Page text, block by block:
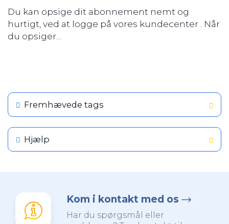
Du kan opsige dit abonnement nemt og
hurtigt, ved at logge på vores kundecenter . Når
du opsiger...
Fremhævede tags
Hjælp
Kom i kontakt med os
Har du spørgsmål eller